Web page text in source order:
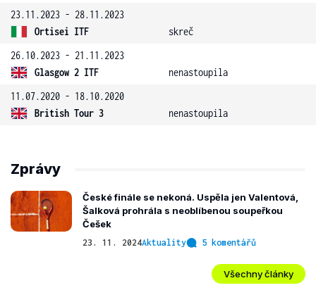
23.11.2023 - 28.11.2023
Ortisei ITF
skreč
26.10.2023 - 21.11.2023
Glasgow 2 ITF
nenastoupila
11.07.2020 - 18.10.2020
British Tour 3
nenastoupila
Zprávy
České finále se nekoná. Uspěla jen Valentová,
Šalková prohrála s neoblíbenou soupeřkou
Češek
23. 11. 2024Aktuality 5 komentářů
Všechny články